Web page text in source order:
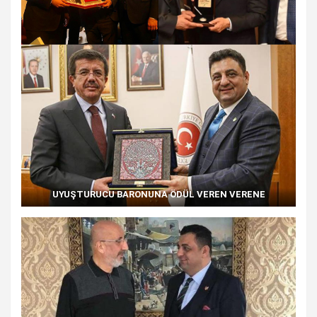
UYUŞTURUCU BARONUNA ÖDÜL VEREN VERENE